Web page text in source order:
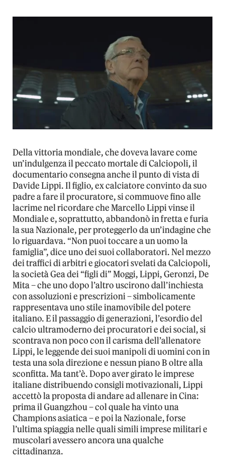
Della vittoria mondiale, che doveva lavare come
un’indulgenza il peccato mortale di Calciopoli, il
documentario consegna anche il punto di vista di
Davide Lippi. Il figlio, ex calciatore convinto da suo
padre a fare il procuratore, si commuove fino alle
lacrime nel ricordare che Marcello Lippi vinse il
Mondiale e, soprattutto, abbandonò in fretta e furia
la sua Nazionale, per proteggerlo da un’indagine che
lo riguardava. “Non puoi toccare a un uomo la
famiglia”, dice uno dei suoi collaboratori. Nel mezzo
dei traffici di arbitri e giocatori svelati da Calciopoli,
la società Gea dei “figli di” Moggi, Lippi, Geronzi, De
Mita – che uno dopo l’altro uscirono dall’inchiesta
con assoluzioni e prescrizioni – simbolicamente
rappresentava uno stile inamovibile del potere
italiano. E il passaggio di generazioni, l’esordio del
calcio ultramoderno dei procuratori e dei social, si
scontrava non poco con il carisma dell’allenatore
Lippi, le leggende dei suoi manipoli di uomini con in
testa una sola direzione e nessun piano B oltre alla
sconfitta. Ma tant’è. Dopo aver girato le imprese
italiane distribuendo consigli motivazionali, Lippi
accettò la proposta di andare ad allenare in Cina:
prima il Guangzhou – col quale ha vinto una
Champions asiatica – e poi la Nazionale, forse
l’ultima spiaggia nelle quali simili imprese militari e
muscolari avessero ancora una qualche
cittadinanza.